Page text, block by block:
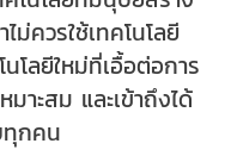
ม่ควรใช้เทคโนโลยี
โลยีใหม่ที่เอื้อต่อการ
มาะสม และเข้าถึงได้
ทุกคน